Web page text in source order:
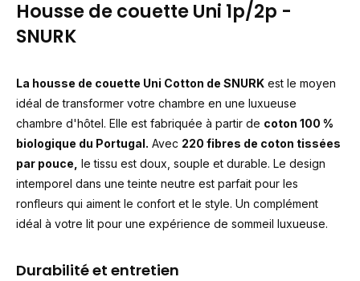
Housse de couette Uni 1p/2p -
SNURK
La housse de couette Uni Cotton de SNURK est le moyen
idéal de transformer votre chambre en une luxueuse
chambre d'hôtel. Elle est fabriquée à partir de coton 100 %
biologique du Portugal. Avec 220 fibres de coton tissées
par pouce, le tissu est doux, souple et durable. Le design
intemporel dans une teinte neutre est parfait pour les
ronfleurs qui aiment le confort et le style. Un complément
idéal à votre lit pour une expérience de sommeil luxueuse.
Durabilité et entretien